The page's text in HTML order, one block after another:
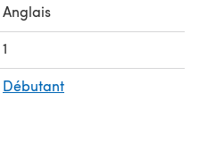
Anglais
1
Débutant